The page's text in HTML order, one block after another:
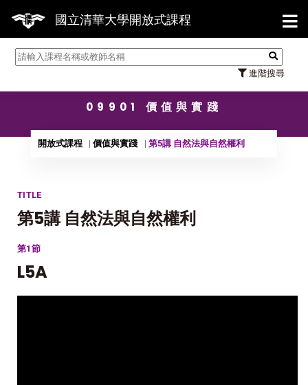
國立清華大學開放式課程
進階搜尋
【
09901 價值與實踐
開放式課程 價值與實踐 第5講 自然法與自然權利
TITLE
第5講 自然法與自然權利
第1節
L5A